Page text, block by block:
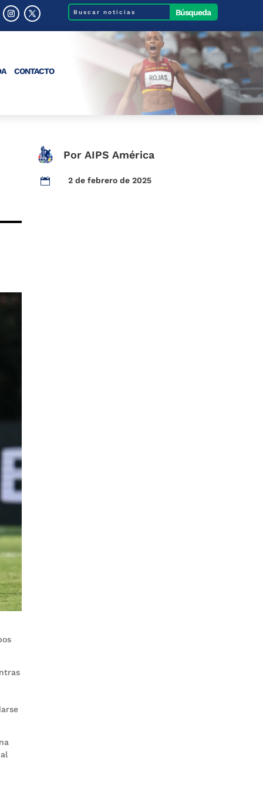
CONTACTO
Por AIPS América
 2 de febrero de 2025